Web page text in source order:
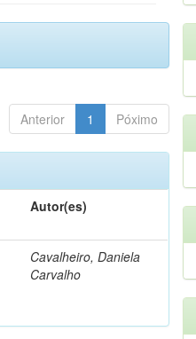
Anterior 1 Póximo
Autor(es)
Cavalheiro, Daniela
Carvalho